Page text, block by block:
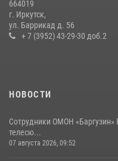
Сотрудники СОБР «Байкал»
условных диверсионных групп
664019
г. Иркутск,
ул. Баррикад д. 56
+ 7 (3952) 43-29-30 доб.2
НОВОСТИ
Сотрудники ОМОН «Баргузин»
телесю...
07 августа 2026, 09:52